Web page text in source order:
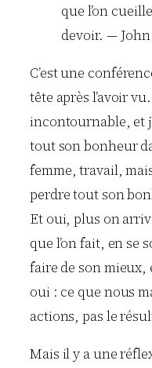
que l’on
devoir. —
C’est une
tête après l’avoir
incontournable, et
tout son bonheur
femme, travail,
perdre tout son
Et oui, plus on
que l’on fait, en se
faire de son
oui : ce que nous
actions, pas le
Mais il y a une